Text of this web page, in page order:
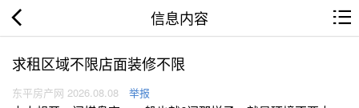
信息内容
求租区域不限店面装修不限
东平房产网 2026.08.08 举报